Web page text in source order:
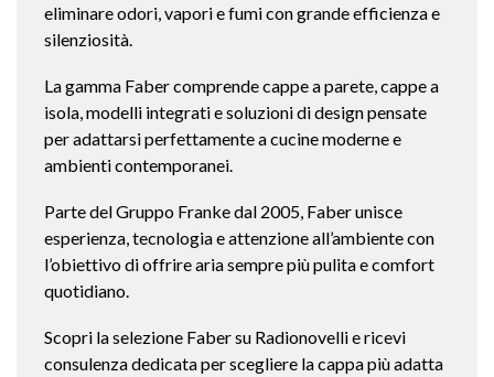
eliminare odori, vapori e fumi con grande efficienza e
silenziosità.
La gamma Faber comprende cappe a parete, cappe a
isola, modelli integrati e soluzioni di design pensate
per adattarsi perfettamente a cucine moderne e
ambienti contemporanei.
Parte del Gruppo Franke dal 2005, Faber unisce
esperienza, tecnologia e attenzione all’ambiente con
l’obiettivo di offrire aria sempre più pulita e comfort
quotidiano.
Scopri la selezione Faber su Radionovelli e ricevi
consulenza dedicata per scegliere la cappa più adatta